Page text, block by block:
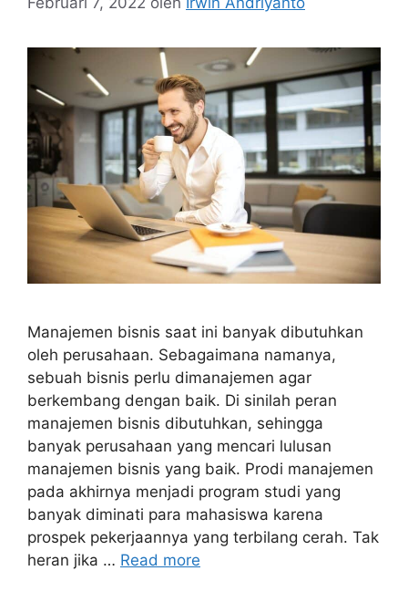
Manajemen bisnis saat ini banyak dibutuhkan
oleh perusahaan. Sebagaimana namanya,
sebuah bisnis perlu dimanajemen agar
berkembang dengan baik. Di sinilah peran
manajemen bisnis dibutuhkan, sehingga
banyak perusahaan yang mencari lulusan
manajemen bisnis yang baik. Prodi manajemen
pada akhirnya menjadi program studi yang
banyak diminati para mahasiswa karena
prospek pekerjaannya yang terbilang cerah. Tak
heran jika … Read more